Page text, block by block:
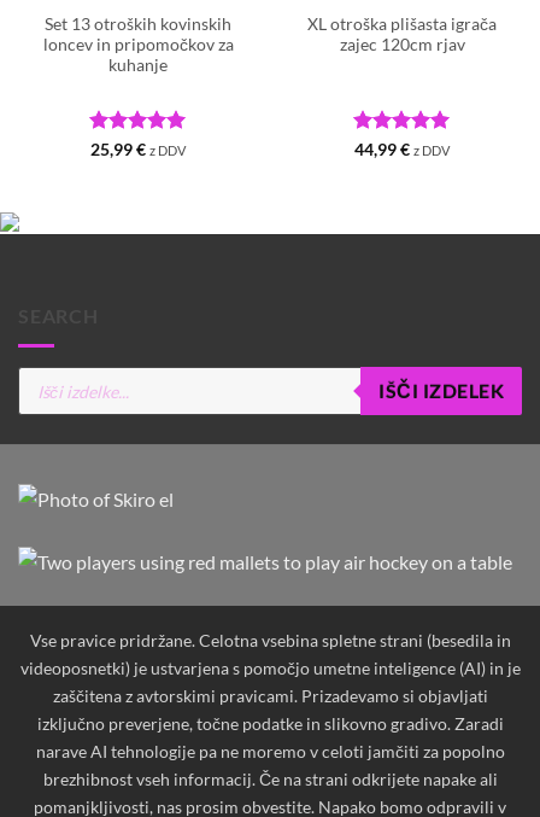
Set 13 otroških kovinskih
loncev in pripomočkov za
kuhanje
Ocenjeno5
25,99€ z DDV
XL otroška plišasta igrača
zajec 120cm rjav
Ocenjeno5
44,99€ z DDV
Products
search
IŠČI IZDELEK
Vse pravice pridržane. Celotna vsebina spletne strani (besedila in
videoposnetki) je ustvarjena s pomočjo umetne inteligence (AI) in je
zaščitena z avtorskimi pravicami. Prizadevamo si objavljati
izključno preverjene, točne podatke in slikovno gradivo. Zaradi
narave AI tehnologije pa ne moremo v celoti jamčiti za popolno
brezhibnost vseh informacij. Če na strani odkrijete napake ali
pomanjkljivosti, nas prosim obvestite. Napako bomo odpravili v